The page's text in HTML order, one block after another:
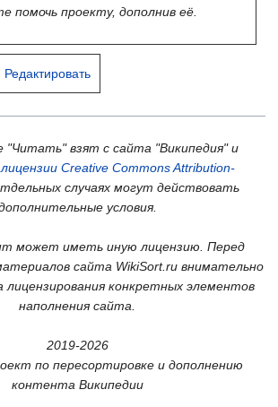
помочь проекту, дополнив её.
Редактировать
"Читать" взят с сайта "Википедия" и
лицензии Creative Commons Attribution-
случаях могут действовать
условия.
может иметь иную лицензию. Перед
сайта WikiSort.ru внимательно
лицензирования конкретных элементов
наполнения сайта.
2019-2026
по пересортировке и дополнению
контента Википедии